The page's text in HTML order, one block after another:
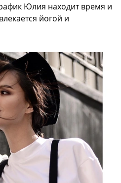
Юлия находит время и
йогой и